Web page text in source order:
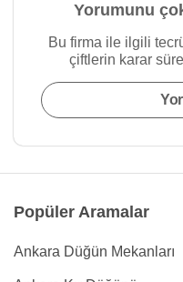
Yorumunu
Bu firma ile ilgili
çiftlerin karar
Popüler Aramalar
Ankara Düğün Mekanları